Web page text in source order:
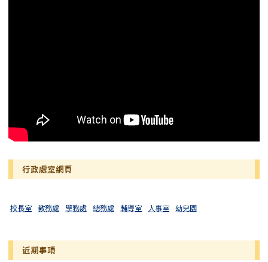
行政處室網頁
校長室 教務處 學務處 總務處 輔導室 人事室 幼兒園
近期事項